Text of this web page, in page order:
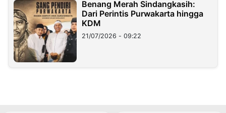
Benang Merah Sindangkasih:
Dari Perintis Purwakarta hingga
KDM
21/07/2026 - 09:22